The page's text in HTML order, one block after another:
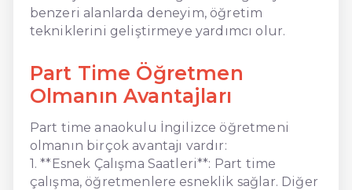
benzeri alanlarda deneyim, öğretim
tekniklerini geliştirmeye yardımcı olur.
Part Time Öğretmen
Olmanın Avantajları
Part time anaokulu İngilizce öğretmeni
olmanın birçok avantajı vardır:
1. **Esnek Çalışma Saatleri**: Part time
çalışma, öğretmenlere esneklik sağlar. Diğer